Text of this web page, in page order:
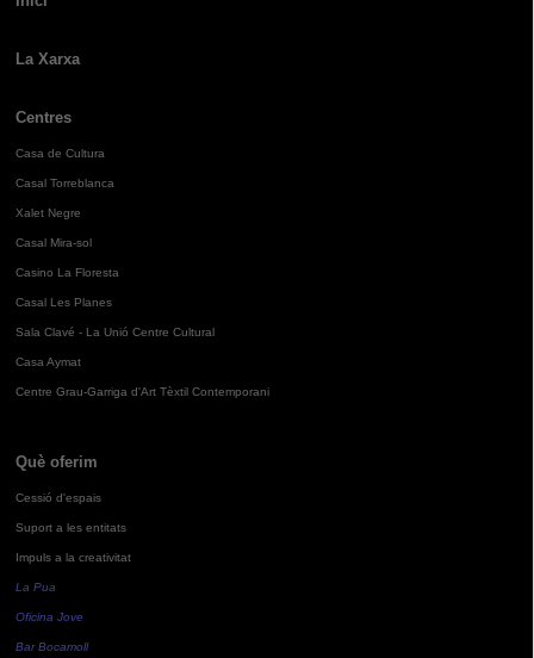
La Xarxa
Centres
Casa de Cultura
Casal Torreblanca
Xalet Negre
Casal Mira-sol
Casino La Floresta
Casal Les Planes
Sala Clavé - La Unió Centre Cultural
Casa Aymat
Centre Grau-Garriga d'Art Tèxtil Contemporani
Què oferim
Cessió d'espais
Suport a les entitats
Impuls a la creativitat
La Pua
Oficina Jove
Bar Bocamoll